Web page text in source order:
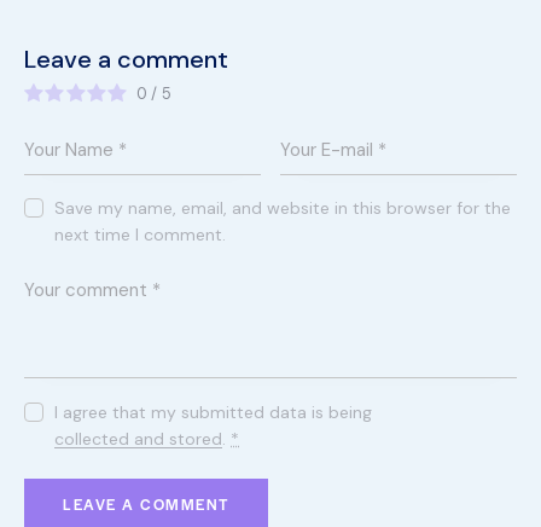
Leave a comment
0 / 5
Save my name, email, and website in this browser for the
next time I comment.
I agree that my submitted data is being
collected and stored. *